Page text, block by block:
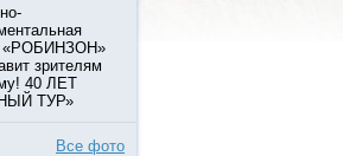
«РОБИНЗОН»
зрителям
40 ЛЕТ
ТУР»
Все фото